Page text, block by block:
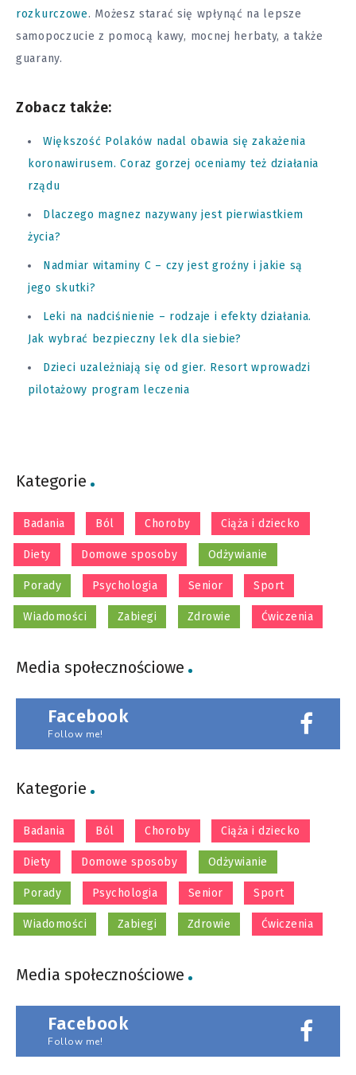
rozkurczowe. Możesz starać się wpłynąć na lepsze
samopoczucie z pomocą kawy, mocnej herbaty, a także
guarany.
Zobacz także:
Większość Polaków nadal obawia się zakażenia
koronawirusem. Coraz gorzej oceniamy też działania
rządu
Dlaczego magnez nazywany jest pierwiastkiem
życia?
Nadmiar witaminy C – czy jest groźny i jakie są
jego skutki?
Leki na nadciśnienie – rodzaje i efekty działania.
Jak wybrać bezpieczny lek dla siebie?
Dzieci uzależniają się od gier. Resort wprowadzi
pilotażowy program leczenia
Kategorie
Badania Ból Choroby Ciąża i dziecko
Diety Domowe sposoby Odżywianie
Porady Psychologia Senior Sport
Wiadomości Zabiegi Zdrowie Ćwiczenia
Media społecznościowe
Facebook
Follow me!
Kategorie
Badania Ból Choroby Ciąża i dziecko
Diety Domowe sposoby Odżywianie
Porady Psychologia Senior Sport
Wiadomości Zabiegi Zdrowie Ćwiczenia
Media społecznościowe
Facebook
Follow me!